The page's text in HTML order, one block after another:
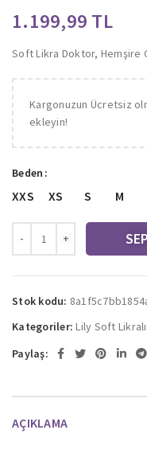
TL
Soft Likra Doktor, Hemşire
Kargonuzun Ücretsiz
ekleyin!
Beden
XXS XS S M
Stok kodu:
Kategoriler: Lily Soft
Paylaş:
AÇIKLAMA